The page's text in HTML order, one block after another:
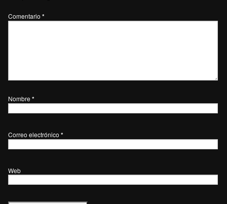
Comentario *
Nombre *
Correo electrónico *
Web